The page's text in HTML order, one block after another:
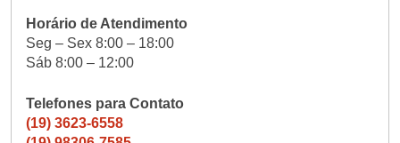
Horário de Atendimento
Seg – Sex 8:00 – 18:00
Sáb 8:00 – 12:00
Telefones para Contato
(19) 3623-6558